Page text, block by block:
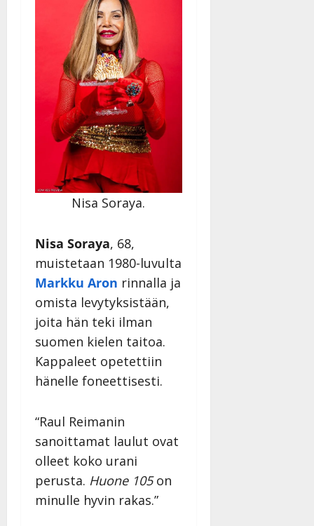
Nisa Soraya.
Nisa Soraya, 68,
muistetaan 1980-luvulta
Markku Aron rinnalla ja
omista levytyksistään,
joita hän teki ilman
suomen kielen taitoa.
Kappaleet opetettiin
hänelle foneettisesti.
“Raul Reimanin
sanoittamat laulut ovat
olleet koko urani
perusta. Huone 105on
minulle hyvin rakas.”